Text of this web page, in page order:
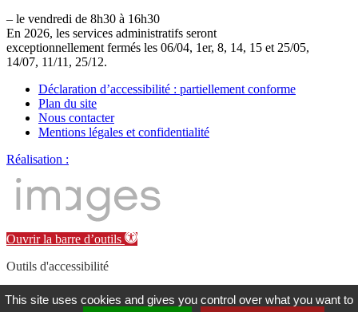
– le vendredi de 8h30 à 16h30
En 2026, les services administratifs seront
exceptionnellement fermés les 06/04, 1er, 8, 14, 15 et 25/05,
14/07, 11/11, 25/12.
Déclaration d’accessibilité : partiellement conforme
Plan du site
Nous contacter
Mentions légales et confidentialité
Réalisation :
Ouvrir la barre d’outils
Outils d'accessibilité
Augmenter la taille de police
This site uses cookies and gives you control over what you want to